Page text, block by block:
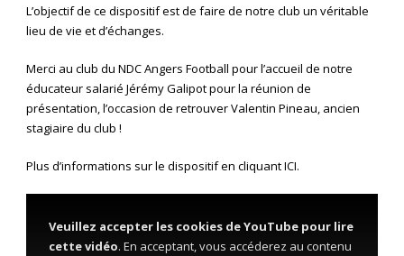
L’objectif de ce dispositif est de faire de notre club un véritable
lieu de vie et d’échanges.
Merci au club du NDC Angers Football pour l’accueil de notre
éducateur salarié Jérémy Galipot pour la réunion de
présentation, l’occasion de retrouver Valentin Pineau, ancien
stagiaire du club !
Plus d’informations sur le dispositif en cliquantICI.
Veuillez accepter les cookies de YouTube pour lire
cette vidéo. En acceptant, vous accéderez au contenu